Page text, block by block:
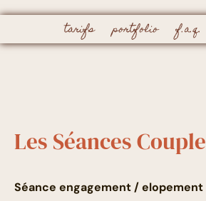
tarifs portfolio f.a.q.
Les Séances Couple
Séance engagement / elopement